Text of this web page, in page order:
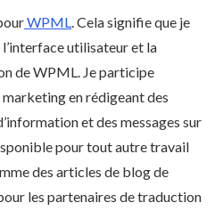
WPML . Cela signifie que je
utilisateur et la
de WPML. Je participe
en rédigeant des
et des messages sur
pour tout autre travail
des articles de blog de
les partenaires de traduction